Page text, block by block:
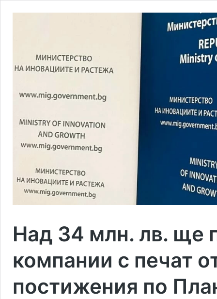
Над 34 млн. лв. ще
компании с печат
постижения по